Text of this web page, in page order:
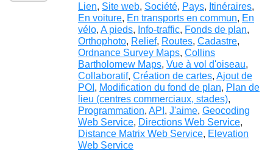
Lien, Site web, Société, Pays, Itinéraires,
En voiture, En transports en commun, En
vélo, A pieds, Info-traffic, Fonds de plan,
Orthophoto, Relief, Routes, Cadastre,
Ordnance Survey Maps, Collins
Bartholomew Maps, Vue à vol d'oiseau,
Collaboratif, Création de cartes, Ajout de
POI , Modification du fond de plan, Plan de
lieu (centres commerciaux, stades),
Programmation, API , J'aime, Geocoding
Web Service, Directions Web Service,
Distance Matrix Web Service, Elevation
Web Service